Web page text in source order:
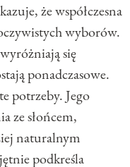
że współczesna
wyborów.
się
ponadczasowe.
potrzeby. Jego
ze słońcem,
naturalnym
podkreśla